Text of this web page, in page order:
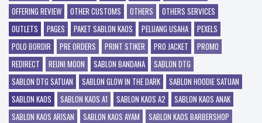
OFFERING REVIEW
OTHER CUSTOMS OTHERS
OTHERS SERVICES
OUTLETS
PAGES PAKET SABLON KAOS PELUANG USAHA
PEXELS
POLO BORDIR
PRE ORDERS PRINT STIKER PRO JACKET
PROMO
REDIRECT
REUNI MOON SABLON BANDANA
SABLON DTG
SABLON DTG SATUAN
SABLON GLOW IN THE DARK
SABLON HOODIE SATUAN
SABLON KAOS
SABLON KAOS A1 SABLON KAOS A2
SABLON KAOS ANAK
SABLON KAOS ARISAN
SABLON KAOS AYAM
SABLON KAOS BARBERSHOP